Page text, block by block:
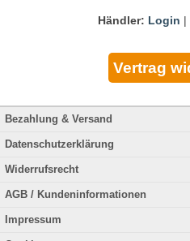
Händler: Login |
Bezahlung & Versand
Datenschutzerklärung
Widerrufsrecht
AGB / Kundeninformationen
Impressum